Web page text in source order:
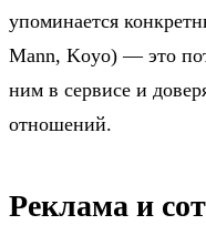
упоминается
Mann, Koyo) — это
ним в сервисе и
отношений.
Реклама и